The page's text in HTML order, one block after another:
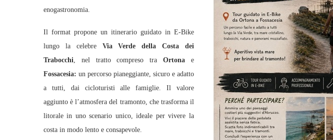
enogastronomia.
Il format propone un itinerario guidato in E‑Bike
lungo la celebre Via Verde della Costa dei
Trabocchi, nel tratto compreso traOrtona e
Fossacesia: un percorso pianeggiante, sicuro e adatto
a tutti, dai cicloturisti alle famiglie. Il valore
aggiunto è l’atmosfera del tramonto, che trasforma il
litorale in uno scenario unico, ideale per vivere la
costa in modo lento e consapevole.